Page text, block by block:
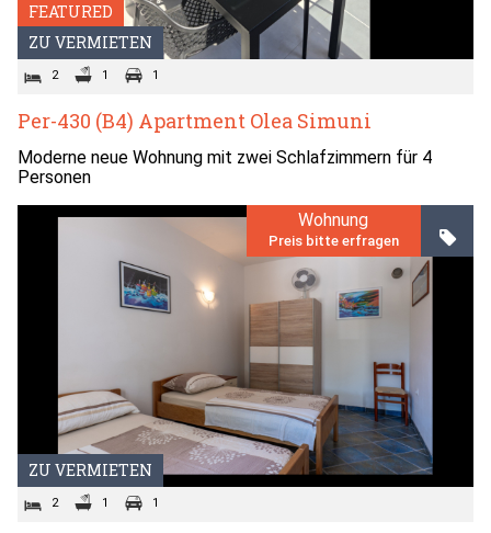
FEATURED
ZU VERMIETEN
2 1 1
Per-430 (B4) Apartment Olea Simuni
Moderne neue Wohnung mit zwei Schlafzimmern für 4
Personen
ZU VERMIETEN
Wohnung
Preis bitte erfragen
2 1 1